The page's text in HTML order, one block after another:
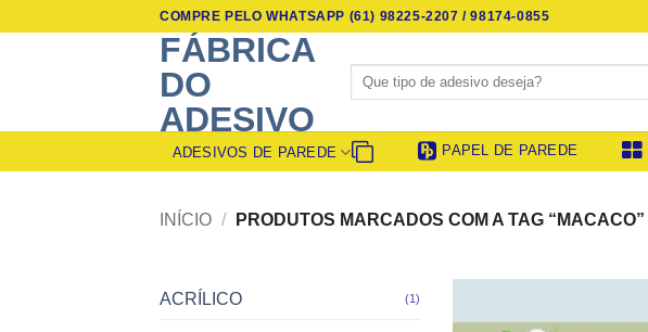
COMPRE PELO WHATSAPP (61) 98225-2207 / 98174-0855
FÁBRICA
DO
ADESIVO
Pesquisar
por:
ADESIVOS DE PAREDE PAPEL DE PAREDE
INÍCIO / PRODUTOS MARCADOS COM A TAG “MACACO”
ACRÍLICO
(1)